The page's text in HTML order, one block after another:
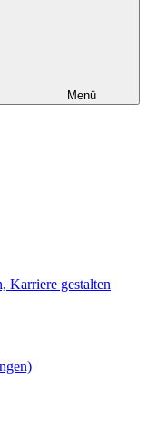
Menü
Karriere gestalten